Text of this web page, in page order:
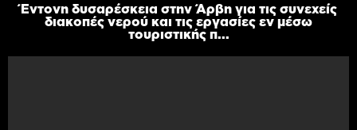
Έντονη δυσαρέσκεια στην Άρβη για τις συνεχείς
διακοπές νερού και τις εργασίες εν μέσω
τουριστικής π...